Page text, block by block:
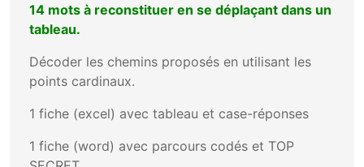
14 mots à reconstituer en se déplaçant dans un
tableau.
Décoder les chemins proposés en utilisant les
points cardinaux.
1 fiche (excel) avec tableau et case-réponses
1 fiche (word) avec parcours codés et TOP